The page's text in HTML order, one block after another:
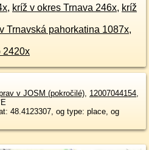
, kríž v okres Trnava 246x, kríž
Trnavská pahorkatina 1087x,
2420x
v JOSM (pokročilé), 12007044154,
48.4123307, og type: place, og